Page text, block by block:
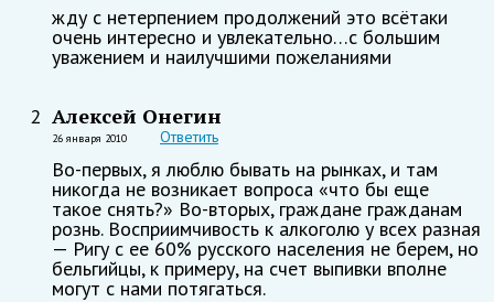
жду с нетерпением продолжений это всётаки
очень интересно и увлекательно…с большим
уважением и наилучшими пожеланиями
2 Алексей Онегин
26 января 2010 Ответить
Во-первых, я люблю бывать на рынках, и там
никогда не возникает вопроса «что бы еще
такое снять?» Во-вторых, граждане гражданам
рознь. Восприимчивость к алкоголю у всех разная
— Ригу с ее 60% русского населения не берем, но
бельгийцы, к примеру, на счет выпивки вполне
могут с нами потягаться.